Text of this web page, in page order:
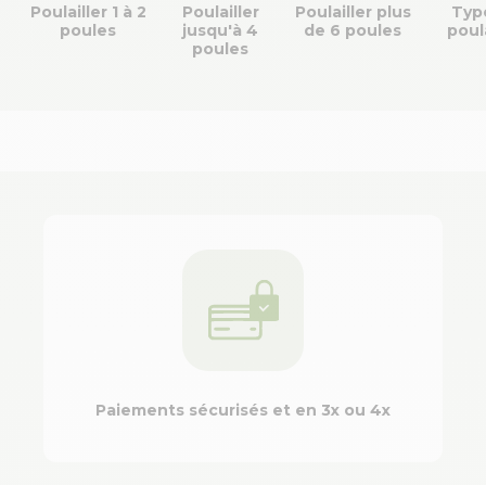
Poulailler 1 à 2
poules
Poulailler
jusqu'à 4
poules
Poulailler plus
de 6 poules
Paiements sécurisés et en 3x ou 4x